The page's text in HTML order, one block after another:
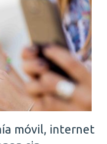
móvil, internet